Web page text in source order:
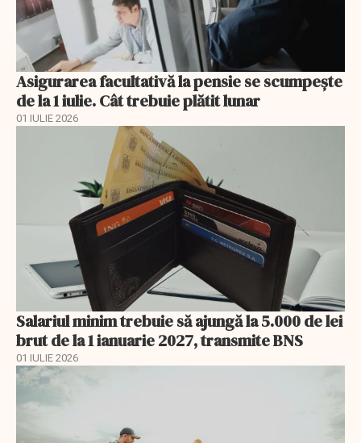
Asigurarea facultativă la pensie se scumpește
de la 1 iulie. Cât trebuie plătit lunar
01 IULIE 2026
Salariul minim trebuie să ajungă la 5.000 de lei
brut de la 1 ianuarie 2027, transmite BNS
01 IULIE 2026